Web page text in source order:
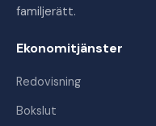
familjerätt.
Ekonomitjänster
Redovisning
Bokslut